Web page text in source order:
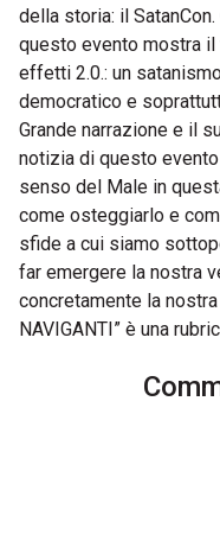
della storia: il
questo evento mostra
effetti 2.0.: un
democratico e
Grande narrazione e il
notizia di questo
senso del Male in
come osteggiarlo e
sfide a cui siamo
far emergere la nostra
concretamente la
NAVIGANTI” è una